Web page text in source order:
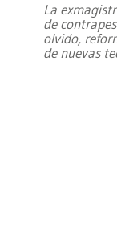
La
de
olvido,
de nuevas